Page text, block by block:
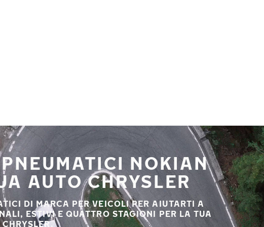
NOKIAN
AUTO CHRYSLER
DI MARCA PER VEICOLI PER AIUTARTI A
ESTIVI E QUATTRO STAGIONI PER LA TUA